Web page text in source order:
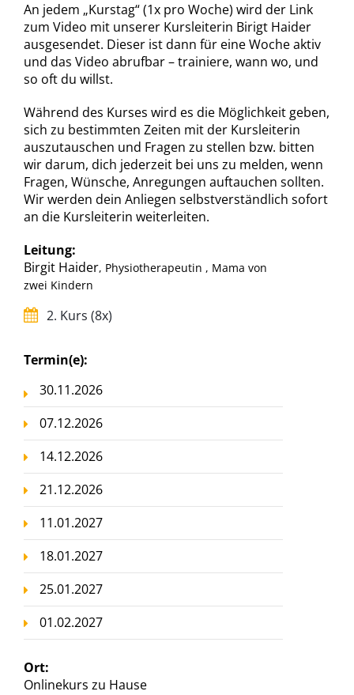
An jedem „Kurstag“ (1x pro Woche) wird der Link
zum Video mit unserer Kursleiterin Birigt Haider
ausgesendet. Dieser ist dann für eine Woche aktiv
und das Video abrufbar – trainiere, wann wo, und
so oft du willst.
Während des Kurses wird es die Möglichkeit geben,
sich zu bestimmten Zeiten mit der Kursleiterin
auszutauschen und Fragen zu stellen bzw. bitten
wir darum, dich jederzeit bei uns zu melden, wenn
Fragen, Wünsche, Anregungen auftauchen sollten.
Wir werden dein Anliegen selbstverständlich sofort
an die Kursleiterin weiterleiten.
Leitung:
Birgit Haider, Physiotherapeutin , Mama von
zwei Kindern
2. Kurs (8x)
Termin(e):
30.11.2026
07.12.2026
14.12.2026
21.12.2026
11.01.2027
18.01.2027
25.01.2027
01.02.2027
Ort:
Onlinekurs zu Hause